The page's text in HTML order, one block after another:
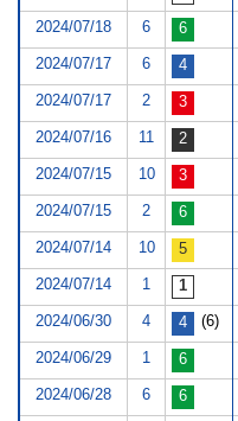
2024/07/18 6
2024/07/17 6
2024/07/17 2
2024/07/16 11
2024/07/15 10
2024/07/15 2
2024/07/14 10
2024/07/14 1
2024/06/30 4 (6)
2024/06/29 1
2024/06/28 6